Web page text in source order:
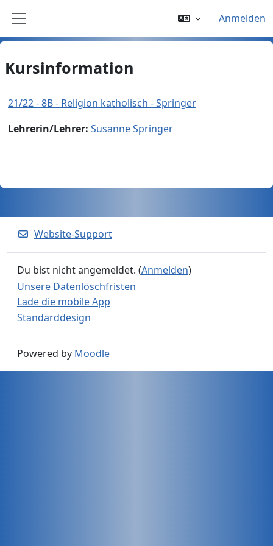
Website-Übersicht
Anmelden
Kursinformation
21/22 - 8B - Religion katholisch - Springer
Lehrerin/Lehrer: Susanne Springer
Website-Support
Du bist nicht angemeldet. (Anmelden)
Unsere Datenlöschfristen
Lade die mobile App
Standarddesign
Powered by Moodle